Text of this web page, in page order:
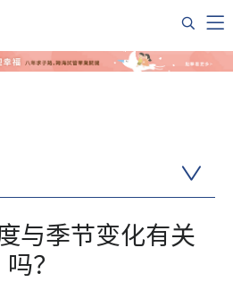
与季节变化有关
吗？